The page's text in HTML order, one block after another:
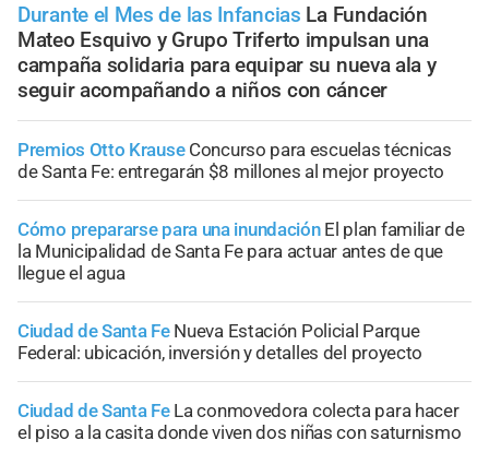
Durante el Mes de las Infancias La Fundación
Mateo Esquivo y Grupo Triferto impulsan una
campaña solidaria para equipar su nueva ala y
seguir acompañando a niños con cáncer
Premios Otto Krause Concurso para escuelas técnicas
de Santa Fe: entregarán $8 millones al mejor proyecto
Cómo prepararse para una inundación El plan familiar de
la Municipalidad de Santa Fe para actuar antes de que
llegue el agua
Ciudad de Santa Fe Nueva Estación Policial Parque
Federal: ubicación, inversión y detalles del proyecto
Ciudad de Santa Fe La conmovedora colecta para hacer
el piso a la casita donde viven dos niñas con saturnismo